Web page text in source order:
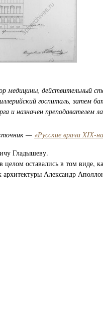
действительный
госпиталь, затем
и назначен преподавателем
— «Русские врачи XIХ-
Гладышеву.
оставались в том виде,
Александр